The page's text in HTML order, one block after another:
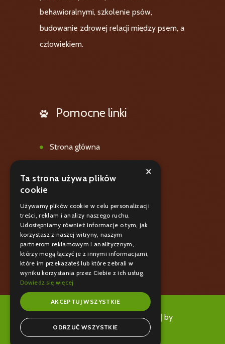
behawioralnymi, szkolenie psów,
budowanie zdrowej relacji między psem, a
człowiekiem.
Pomocne linki
Strona główna
Galeria
Blog
Polityka prywatnośći
Kontakt
Copyright © 2025 | Psi Partner | by
Nexuromedia
×
Ta strona używa plików
cookie
Używamy plików cookie w celu personalizacji
treści, reklam i analizy naszego ruchu.
Udostępniamy również informacje o tym, jak
korzystasz z naszej witryny, naszym
partnerom reklamowym i analitycznym,
którzy mogą łączyć je z innymi informacjami,
które im przekazałeś lub które zebrali w
wyniku korzystania przez Ciebie z ich usług.
Dowiedz się więcej
AKCEPTUJ WSZYSTKIE
ODRZUĆ WSZYSTKIE